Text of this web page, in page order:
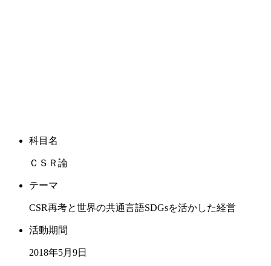
科目名
ＣＳＲ論
テーマ
CSR再考と世界の共通言語SDGsを活かした経営
活動期間
2018年5月9日